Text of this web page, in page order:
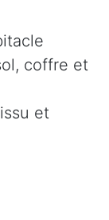
coffre et
et